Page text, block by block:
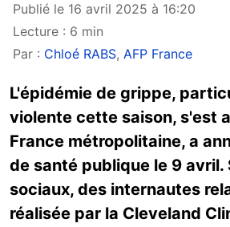
Publié le 16 avril 2025 à 16:20
Lecture : 6 min
Par : Chloé RABS, AFP France
L'épidémie de grippe,
violente cette saison, s'est
France métropolitaine, a
de santé publique le 9 avril.
sociaux, des internautes
réalisée par la Cleveland